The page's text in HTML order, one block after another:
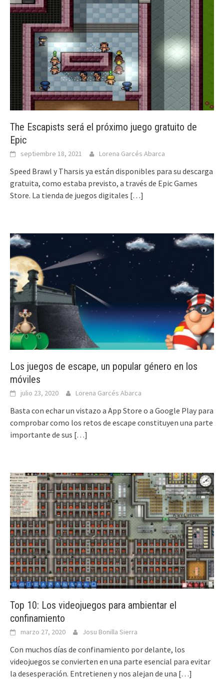
The Escapists será el próximo juego gratuito de
Epic
septiembre 18, 2021 Lorena Garcés Abarca
Speed Brawl y Tharsis ya están disponibles para su descarga
gratuita, como estaba previsto, a través de Epic Games
Store. La tienda de juegos digitales […]
Los juegos de escape, un popular género en los
móviles
julio 23, 2020 Lorena Garcés Abarca
Basta con echar un vistazo a App Store o a Google Play para
comprobar como los retos de escape constituyen una parte
importante de sus […]
Top 10: Los videojuegos para ambientar el
confinamiento
marzo 27, 2020 Josu Bonilla Sierra
Con muchos días de confinamiento por delante, los
videojuegos se convierten en una parte esencial para evitar
la desesperación. Entretienen y nos alejan de una […]